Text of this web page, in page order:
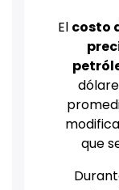
El costo
que